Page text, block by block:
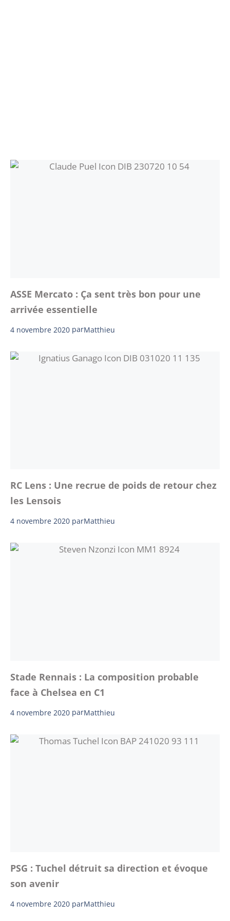
ASSE Mercato : Ça sent très bon pour une
arrivée essentielle
4 novembre 2020 parMatthieu
RC Lens : Une recrue de poids de retour chez
les Lensois
4 novembre 2020 parMatthieu
Stade Rennais : La composition probable
face à Chelsea en C1
4 novembre 2020 parMatthieu
PSG : Tuchel détruit sa direction et évoque
son avenir
4 novembre 2020 parMatthieu